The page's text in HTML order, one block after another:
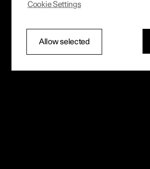
Cookie Settings
Allow selected